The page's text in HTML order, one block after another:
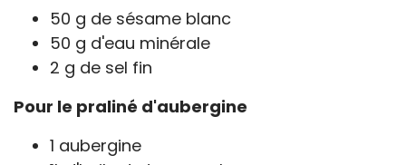
50 g de sésame blanc
50 g d'eau minérale
2 g de sel fin
Pour le praliné d'aubergine
1 aubergine